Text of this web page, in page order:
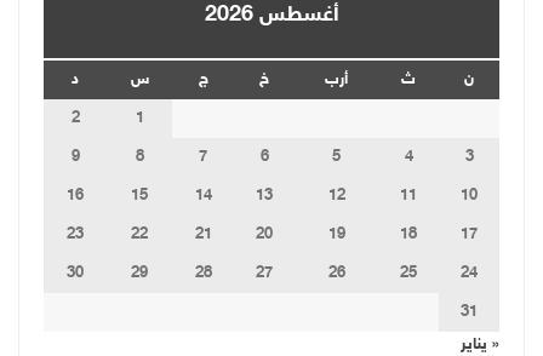
أغسطس 2026
ن ث أرب خ ج س
د
1
2
3
4
5
6
7
8
9
10
11
12
13
14
15
16
17
18
19
20
21
22
23
24
25
26
27
28
29
30
31
« يناير